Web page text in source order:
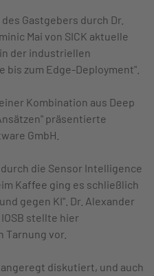
Gastgebers durch Dr.
Mai von SICK aktuelle
der industriellen
bis zum Edge-Deployment".
Kombination aus Deep
präsentierte
GmbH.
die Sensor Intelligence
Kaffee ging es schließlich
gegen KI". Dr. Alexander
stellte hier
Tarnung vor.
diskutiert, und auch